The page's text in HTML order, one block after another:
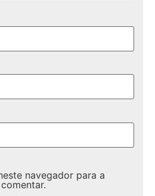
navegador para a